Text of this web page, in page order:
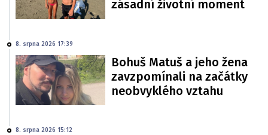
zásadní životní moment
8. srpna 2026 17:39
Bohuš Matuš a jeho žena
zavzpomínali na začátky
neobvyklého vztahu
8. srpna 2026 15:12